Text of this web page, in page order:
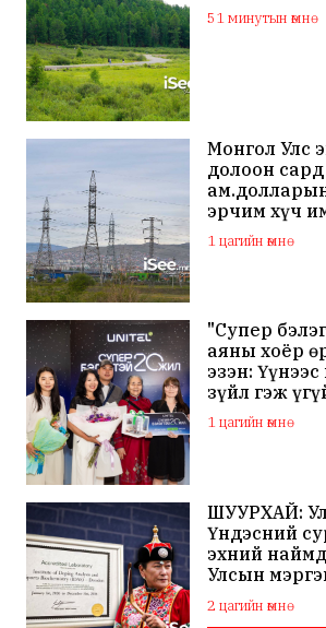
51 минутын өмнө
Монгол Улс
долоон
эрчим хүч
1 цагийн өмнө
"Супер
аяны хоёр
эзэн:
зүйл гэж
1 цагийн өмнө
ШУУРХАЙ:
Үндэсний
эхний
Улсын
илэрчээ
2 цагийн өмнө